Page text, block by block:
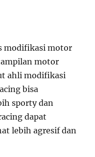
modifikasi motor
motor
ahli modifikasi
bisa
sporty dan
dapat
lebih agresif dan